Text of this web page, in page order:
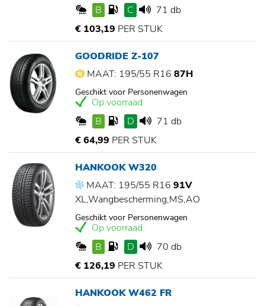
B
C
71 db
€ 103,19 PER STUK
GOODRIDE Z-107
MAAT: 195/55 R16 87H
Geschikt voor Personenwagen
Op voorraad
B
D
71 db
€ 64,99 PER STUK
HANKOOK W320
MAAT: 195/55 R16 91V
XL,Wangbescherming,MS,AO
Geschikt voor Personenwagen
Op voorraad
B
D
70 db
€ 126,19 PER STUK
HANKOOK W462 FR